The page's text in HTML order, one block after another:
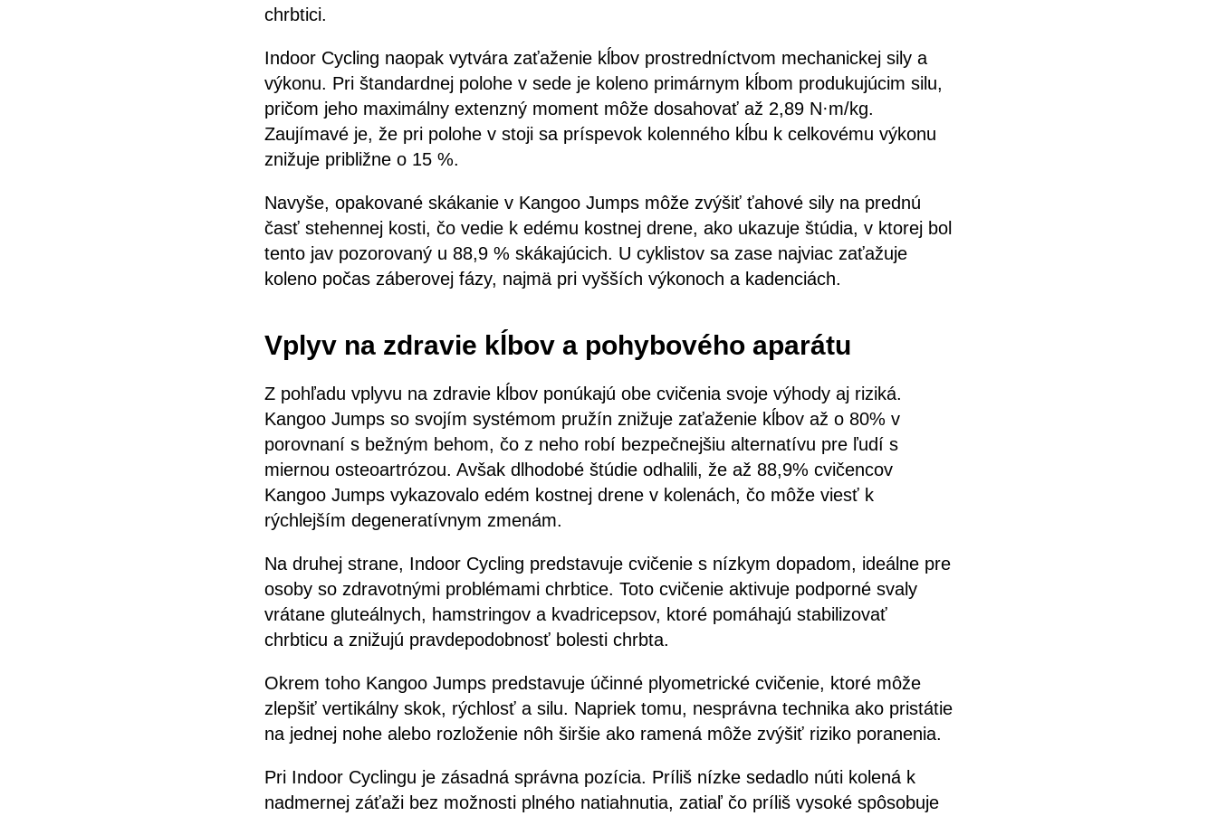
chrbtici.
Indoor Cycling naopak vytvára zaťaženie kĺbov prostredníctvom mechanickej sily a
výkonu. Pri štandardnej polohe v sede je koleno primárnym kĺbom produkujúcim silu,
pričom jeho maximálny extenzný moment môže dosahovať až 2,89 N·m/kg.
Zaujímavé je, že pri polohe v stoji sa príspevok kolenného kĺbu k celkovému výkonu
znižuje približne o 15 %.
Navyše, opakované skákanie v Kangoo Jumps môže zvýšiť ťahové sily na prednú
časť stehennej kosti, čo vedie k edému kostnej drene, ako ukazuje štúdia, v ktorej bol
tento jav pozorovaný u 88,9 % skákajúcich. U cyklistov sa zase najviac zaťažuje
koleno počas záberovej fázy, najmä pri vyšších výkonoch a kadenciách.
Vplyv na zdravie kĺbov a pohybového aparátu
Z pohľadu vplyvu na zdravie kĺbov ponúkajú obe cvičenia svoje výhody aj riziká.
Kangoo Jumps so svojím systémom pružín znižuje zaťaženie kĺbov až o 80% v
porovnaní s bežným behom, čo z neho robí bezpečnejšiu alternatívu pre ľudí s
miernou osteoartrózou. Avšak dlhodobé štúdie odhalili, že až 88,9% cvičencov
Kangoo Jumps vykazovalo edém kostnej drene v kolenách, čo môže viesť k
rýchlejším degeneratívnym zmenám.
Na druhej strane, Indoor Cycling predstavuje cvičenie s nízkym dopadom, ideálne pre
osoby so zdravotnými problémami chrbtice. Toto cvičenie aktivuje podporné svaly
vrátane gluteálnych, hamstringov a kvadricepsov, ktoré pomáhajú stabilizovať
chrbticu a znižujú pravdepodobnosť bolesti chrbta.
Okrem toho Kangoo Jumps predstavuje účinné plyometrické cvičenie, ktoré môže
zlepšiť vertikálny skok, rýchlosť a silu. Napriek tomu, nesprávna technika ako pristátie
na jednej nohe alebo rozloženie nôh širšie ako ramená môže zvýšiť riziko poranenia.
Pri Indoor Cyclingu je zásadná správna pozícia. Príliš nízke sedadlo núti kolená k
nadmernej záťaži bez možnosti plného natiahnutia, zatiaľ čo príliš vysoké spôsobuje